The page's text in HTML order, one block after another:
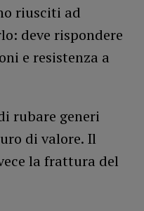
riusciti ad
deve rispondere
e resistenza a
rubare generi
di valore. Il
la frattura del